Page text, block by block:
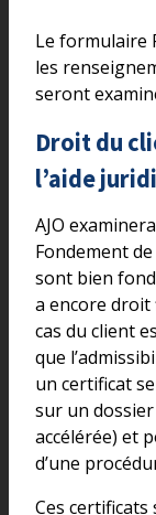
Le formulaire
les
seront
Droit du
l’aide
AJO
Fondement de
sont bien
a encore droit
cas du client
que
un certificat
sur un dossier
accélérée) et
d’une
Ces